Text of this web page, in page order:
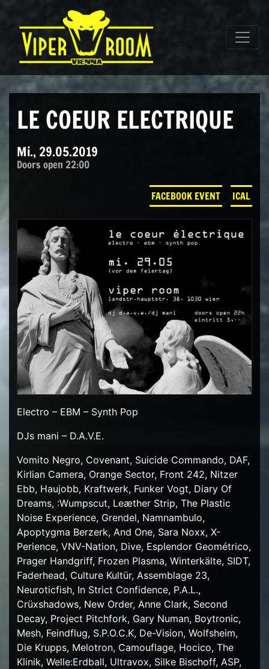
Hauptnavigation
LE COEUR ELECTRIQUE
Mi., 29.05.2019
Doors open 22:00
FACEBOOK EVENT ICAL
Electro – EBM – Synth Pop
DJs mani – D.A.V.E.
Vomito Negro, Covenant, Suicide Commando, DAF,
Kirlian Camera, Orange Sector, Front 242, Nitzer
Ebb, Haujobb, Kraftwerk, Funker Vogt, Diary Of
Dreams, :Wumpscut, Leæther Strip, The Plastic
Noise Experience, Grendel, Namnambulo,
Apoptygma Berzerk, And One, Sara Noxx, X-
Perience, VNV-Nation, Dive, Esplendor Geométrico,
Prager Handgriff, Frozen Plasma, Winterkälte, SIDT,
Faderhead, Culture Kultür, Assemblage 23,
Neuroticfish, In Strict Confidence, P.A.L.,
Crüxshadows, New Order, Anne Clark, Second
Decay, Project Pitchfork, Gary Numan, Boytronic,
Mesh, Feindflug, S.P.O.C.K, De-Vision, Wolfsheim,
Die Krupps, Melotron, Camouflage, Hocico, The
Klinik, Welle:Erdball, Ultravox, Silke Bischoff, ASP,